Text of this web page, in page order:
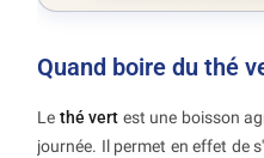
Quand boire du thé
Le thé vert est une boisson
journée. Il permet en effet de